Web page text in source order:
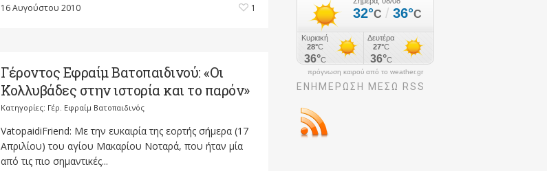
16 Αυγούστου 2010 1
Γέροντος Εφραίμ Βατοπαιδινού: «Οι
Κολλυβάδες στην ιστορία και το παρόν»
Κατηγορίες: Γέρ. Εφραίμ Βατοπαιδινός
VatopaidiFriend: Με την ευκαιρία της εορτής σήμερα (17
Απριλίου) του αγίου Μακαρίου Νοταρά, που ήταν μία
από τις πιο σημαντικές...
πρόγνωση καιρού από το weather.gr
ΕΝΗΜΈΡΩΣΉ ΜΕΣΩ RSS